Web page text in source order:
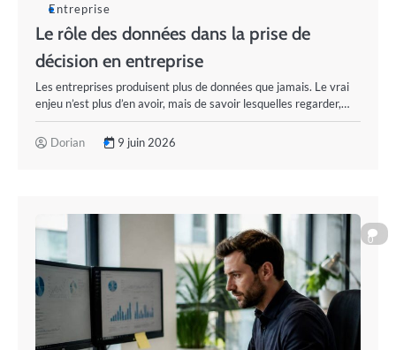
Entreprise
Le rôle des données dans la prise de
décision en entreprise
Les entreprises produisent plus de données que jamais. Le vrai
enjeu n’est plus d’en avoir, mais de savoir lesquelles regarder,…
Dorian 9 juin 2026
0